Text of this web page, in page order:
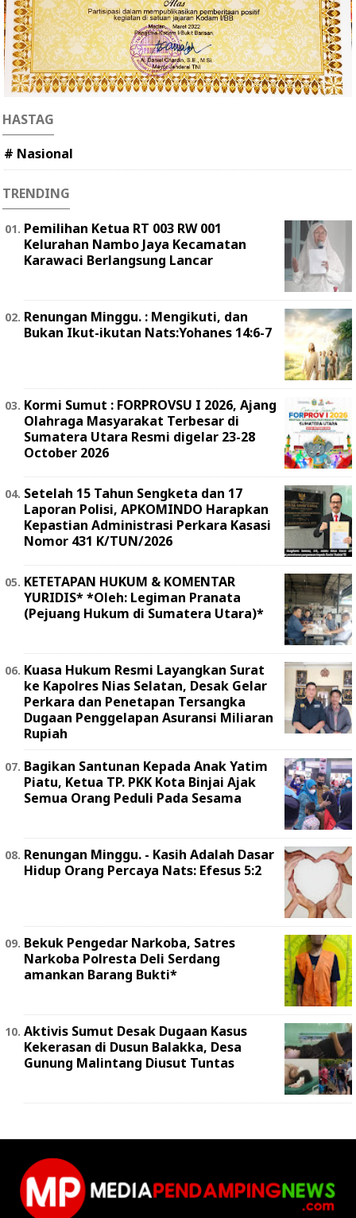
HASTAG
# Nasional
TRENDING
Pemilihan Ketua RT 003 RW 001
Kelurahan Nambo Jaya Kecamatan
Karawaci Berlangsung Lancar
Renungan Minggu. : Mengikuti, dan
Bukan Ikut-ikutan Nats:Yohanes 14:6-7
Kormi Sumut : FORPROVSU I 2026, Ajang
Olahraga Masyarakat Terbesar di
Sumatera Utara Resmi digelar 23-28
October 2026
Setelah 15 Tahun Sengketa dan 17
Laporan Polisi, APKOMINDO Harapkan
Kepastian Administrasi Perkara Kasasi
Nomor 431 K/TUN/2026
KETETAPAN HUKUM & KOMENTAR
YURIDIS* *Oleh: Legiman Pranata
(Pejuang Hukum di Sumatera Utara)*
Kuasa Hukum Resmi Layangkan Surat
ke Kapolres Nias Selatan, Desak Gelar
Perkara dan Penetapan Tersangka
Dugaan Penggelapan Asuransi Miliaran
Rupiah
Bagikan Santunan Kepada Anak Yatim
Piatu, Ketua TP. PKK Kota Binjai Ajak
Semua Orang Peduli Pada Sesama
Renungan Minggu. - Kasih Adalah Dasar
Hidup Orang Percaya Nats: Efesus 5:2
Bekuk Pengedar Narkoba, Satres
Narkoba Polresta Deli Serdang
amankan Barang Bukti*
Aktivis Sumut Desak Dugaan Kasus
Kekerasan di Dusun Balakka, Desa
Gunung Malintang Diusut Tuntas